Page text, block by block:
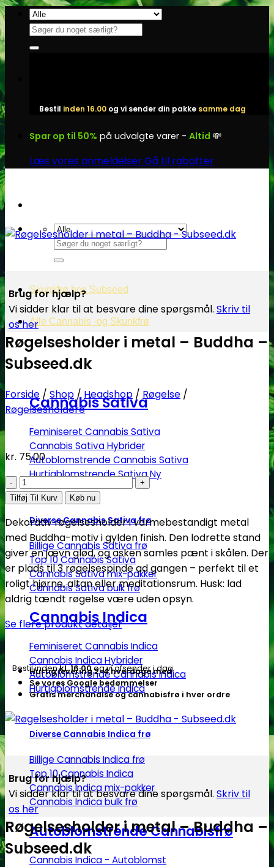
Fortsæt
indhold
Søg
efter:
Bestil inden 16.00 og vi sender din pakke samme dag
Spar op til 50% på udvalgte varer - Altid 💸
Læs vores anmeldelserGå til rabatter
Søg
efter:
Skunkfrø hos Subseed
Alle Cannabis -og Skunkfrø
Cannabis Sativa
Feminiseret Cannabis Sativa
Cannabis Sativa Hybrider
Autoblomstrende Cannabis Sativa
Hurtigblomstrende Sativa
Diverse Cannabis Sativa frø
Billige Cannabis Sativa frø
Top 10 Cannabis Sativa
Cannabis Sativa mix-pakker
Cannabis Sativa bulk frø
Cannabis Indica
Feminiseret Cannabis Indica
Cannabis Indica Hybrider
Autoblomstrende Cannabis Indica
Hurtigblomstrende Indica
Diverse Cannabis Indica frø
Billige Cannabis Indica frø
Top 10 Cannabis Indica
Cannabis Indica mix-pakker
Cannabis Indica bulk frø
Autoblomstrende Cannabisfrø
Cannabis Indica - Autoblomst
Brug for hjælp?
Vi sidder klar til at besvare dine spørgsmål. Skriv til
os her
Røgelsesholder i metal – Buddha –
Subseed.dk
Forside / Shop / Headshop / Røgelse /
Røgelsesholdere
kr. 75.00
Røgelsesholder
i
–
Buddha
-
Subseed.dk
antal
Tilføj Til Kurv Køb nu
Dekorativ røgelsesholder i varmebestandigt metal
med Buddha-motiv i gylden finish. Den lodrette stand
giver en jævn glød, og asken samles pænt i skålen. Der
er plads til 3 røgelsespinde ad gangen – perfekt til et
roligt hjørne, altan eller meditationsrum. Husk: lad
aldrig tændt røgelse være uden opsyn.
Se flere produkt detaljer
Bestil indenkl. 16.00og vi afsender i dag
Hurtig levering 2-4 hverdage med
Se vores Google bedømmelser
Gratis merchandise og cannabisfrø i hver ordre
Brug for hjælp?
Vi sidder klar til at besvare dine spørgsmål. Skriv til
os her
Røgelsesholder i metal – Buddha –
Subseed.dk